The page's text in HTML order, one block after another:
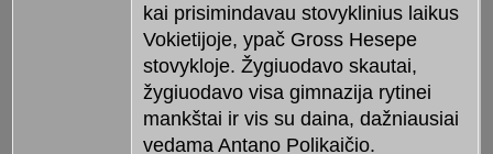
kai prisimindavau stovyklinius laikus
Vokietijoje, ypač Gross Hesepe
stovykloje. Žygiuodavo skautai,
žygiuodavo visa gimnazija rytinei
mankštai ir vis su daina, dažniausiai
vedama Antano Polikaičio.